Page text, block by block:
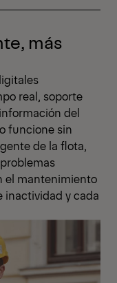
más
real, soporte
del
funcione sin
de la flota,
el mantenimiento
inactividad y cada